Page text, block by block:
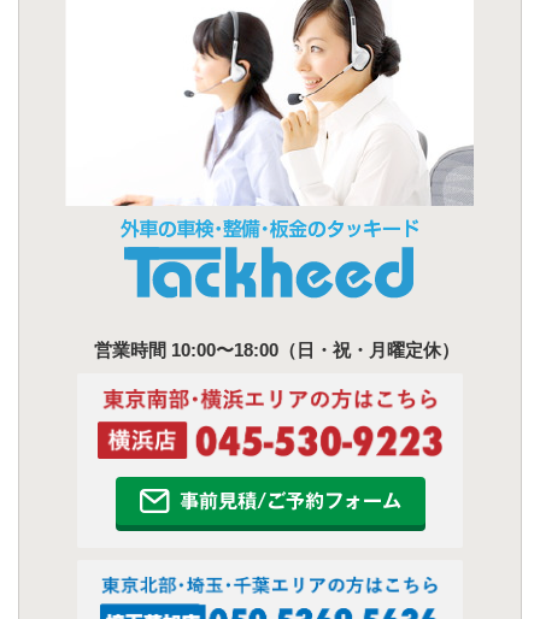
営業時間 10:00〜18:00（日・祝・月曜定休）